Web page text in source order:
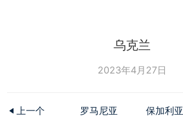
乌克兰
2023年4月27日
上一个 罗马尼亚 保加利亚